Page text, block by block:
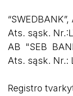
Ats. sąsk.
AB
Ats. sąsk.
Registro